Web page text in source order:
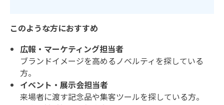
このような方におすすめ
広報・マーケティング担当者
ブランドイメージを高めるノベルティを探している
方。
イベント・展示会担当者
来場者に渡す記念品や集客ツールを探している方。